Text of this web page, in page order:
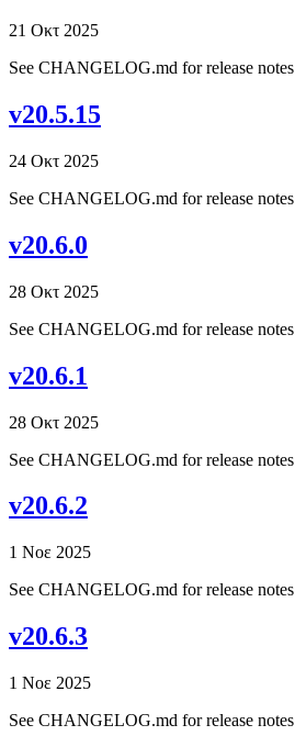
21 Οκτ 2025
See CHANGELOG.md for release notes
v20.5.15
24 Οκτ 2025
See CHANGELOG.md for release notes
v20.6.0
28 Οκτ 2025
See CHANGELOG.md for release notes
v20.6.1
28 Οκτ 2025
See CHANGELOG.md for release notes
v20.6.2
1 Νοε 2025
See CHANGELOG.md for release notes
v20.6.3
1 Νοε 2025
See CHANGELOG.md for release notes